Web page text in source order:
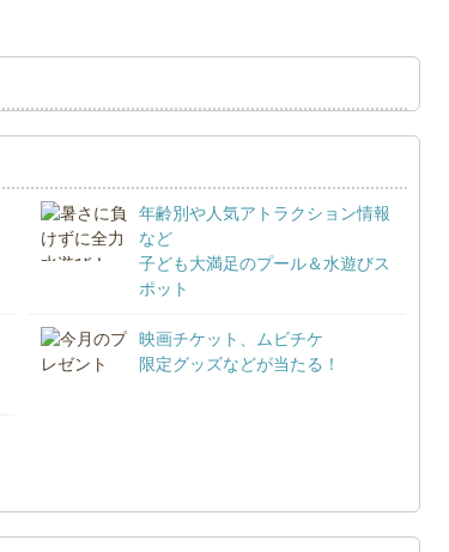
年齢別や人気アトラクション情報
など
子ども大満足のプール＆水遊びス
ポット
映画チケット、ムビチケ
限定グッズなどが当たる！